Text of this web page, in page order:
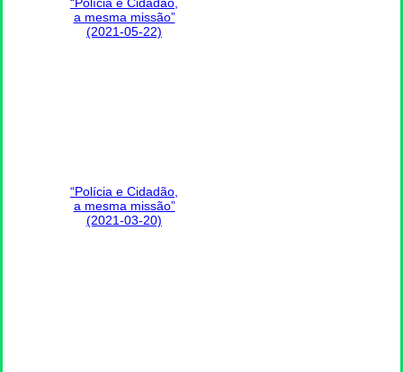
a mesma missão”
(2021-05-22)
“Polícia e Cidadão,
a mesma missão”
(2021-03-20)